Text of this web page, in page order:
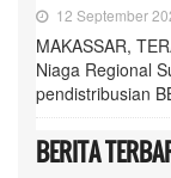
12 September
MAKASSAR,
Niaga Regional
pendistribusian
BERITA